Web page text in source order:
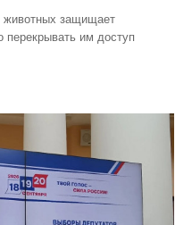
животных защищает
им доступ